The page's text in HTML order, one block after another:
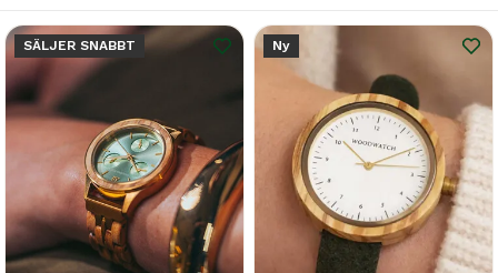
SÄLJER SNABBT Ny